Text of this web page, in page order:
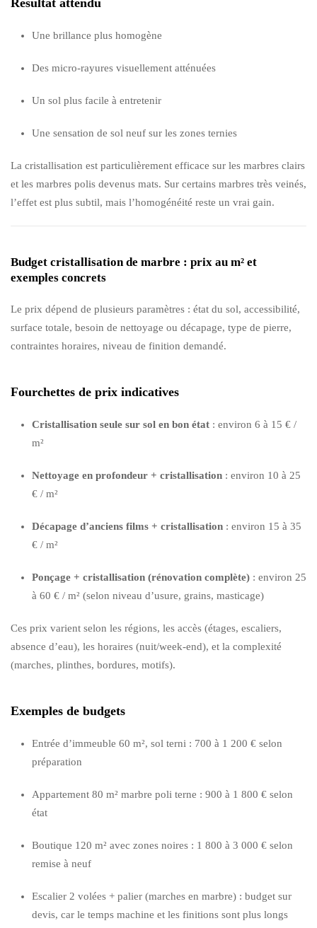
Une brillance plus homogène
Des micro-rayures visuellement atténuées
Un sol plus facile à entretenir
Une sensation de sol neuf sur les zones ternies
La cristallisation est particulièrement efficace sur les marbres clairs
et les marbres polis devenus mats. Sur certains marbres très veinés,
l’effet est plus subtil, mais l’homogénéité reste un vrai gain.
Budget cristallisation de marbre : prix au m² et
exemples concrets
Le prix dépend de plusieurs paramètres : état du sol, accessibilité,
surface totale, besoin de nettoyage ou décapage, type de pierre,
contraintes horaires, niveau de finition demandé.
Fourchettes de prix indicatives
Cristallisation seule sur sol en bon état : environ 6 à 15 € /
m²
Nettoyage en profondeur + cristallisation : environ 10 à 25
€ / m²
Décapage d’anciens films + cristallisation : environ 15 à 35
€ / m²
Ponçage + cristallisation (rénovation complète) : environ 25
à 60 € / m² (selon niveau d’usure, grains, masticage)
Ces prix varient selon les régions, les accès (étages, escaliers,
absence d’eau), les horaires (nuit/week-end), et la complexité
(marches, plinthes, bordures, motifs).
Exemples de budgets
Entrée d’immeuble 60 m², sol terni : 700 à 1 200 € selon
préparation
Appartement 80 m² marbre poli terne : 900 à 1 800 € selon
état
Boutique 120 m² avec zones noires : 1 800 à 3 000 € selon
remise à neuf
Escalier 2 volées + palier (marches en marbre) : budget sur
devis, car le temps machine et les finitions sont plus longs